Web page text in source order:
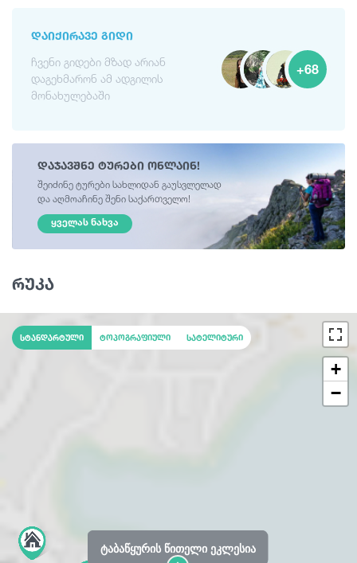
ᲓᲐᲘᲥᲘᲠᲐᲕᲔ ᲒᲘᲓᲘ
ჩვენი გიდები მზად არიან
დაგეხმარონ ამ ადგილის
მონახულებაში
+68
დაჯავშნე ტურები ონლაინ!
შეიძინე ტურები სახლიდან გაუსვლელად
და აღმოაჩინე შენი საქართველო!
ᲧᲕᲔᲚᲐᲡ ᲜᲐᲮᲕᲐ
რუკა
ტაბაწყურის წითელი ეკლესია
+
−
სტანდარტული ტოპოგრაფიული სატელიტური